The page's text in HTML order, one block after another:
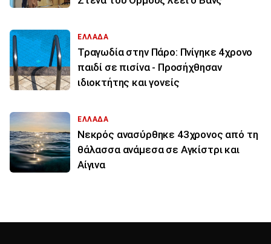
ΕΛΛΑΔΑ
Τραγωδία στην Πάρο: Πνίγηκε 4χρονο
παιδί σε πισίνα - Προσήχθησαν
ιδιοκτήτης και γονείς
ΕΛΛΑΔΑ
Νεκρός ανασύρθηκε 43χρονος από τη
θάλασσα ανάμεσα σε Αγκίστρι και
Αίγινα